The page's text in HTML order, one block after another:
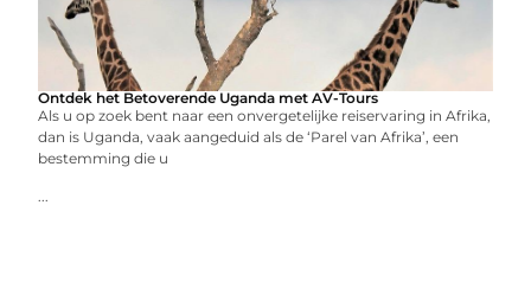
Ontdek het Betoverende Uganda met AV-Tours
Als u op zoek bent naar een onvergetelijke reiservaring in Afrika,
dan is Uganda, vaak aangeduid als de ‘Parel van Afrika’, een
bestemming die u
...